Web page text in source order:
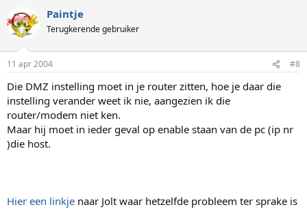
Paintje
Terugkerende gebruiker
11 apr 2004 #8
Die DMZ instelling moet in je router zitten, hoe je daar die
instelling verander weet ik nie, aangezien ik die
router/modem niet ken.
Maar hij moet in ieder geval op enable staan van de pc (ip nr
)die host.
Hier een linkje naar Jolt waar hetzelfde probleem ter sprake is